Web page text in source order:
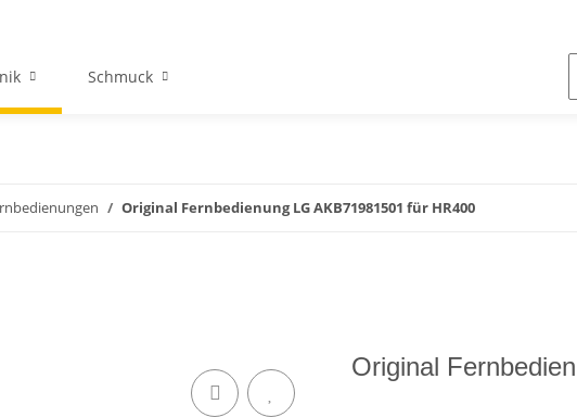
Schmuck
Original Fernbedienung LG AKB71981501 für HR400
Original